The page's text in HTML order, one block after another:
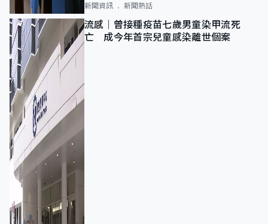
新聞資訊 新聞熱話
流感｜曾接種疫苗七歲男童染甲流死
亡 成今年首宗兒童感染離世個案